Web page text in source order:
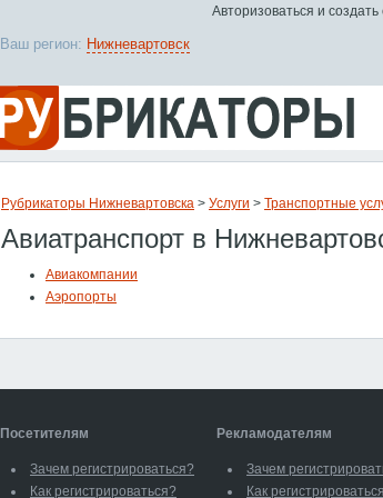
Рубрикаторы Нижневартовска > Услуги > Транспортные
Авиатранспорт в
Авиакомпании
Аэропорты
Посетителям
Зачем регистрироваться?
Как регистрироваться?
Рекламодателям
Зачем
Как
Ваш регион: Нижневартовск
Авторизоваться и